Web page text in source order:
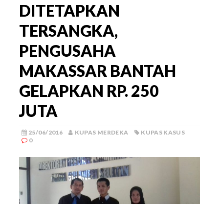
DITETAPKAN
TERSANGKA,
PENGUSAHA
MAKASSAR BANTAH
GELAPKAN RP. 250
JUTA
25/06/2016 KUPAS MERDEKA
KUPAS KASUS
0